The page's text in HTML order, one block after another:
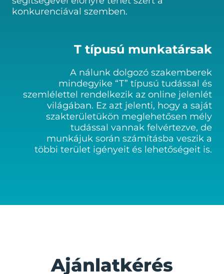
konkurenciával szemben.
T típusú munkatársak
A nálunk dolgozó szakemberek
mindegyike “T” típusú tudással és
szemlélettel rendelkezik az online jelenlét
világában. Ez azt jelenti, hogy a saját
szakterületükön meglehetősen mély
tudással vannak felvértezve, de
munkájuk során számításba veszik a
többi terület igényeit és lehetőségeit is.
Ajánlatkérés